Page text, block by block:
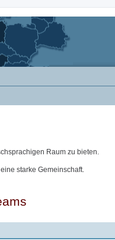
Raum zu bieten.
starke Gemeinschaft.